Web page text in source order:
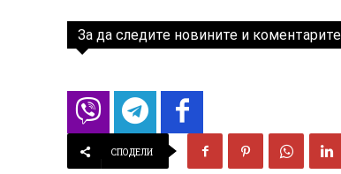
За да следите новините и
СПОДЕЛИ